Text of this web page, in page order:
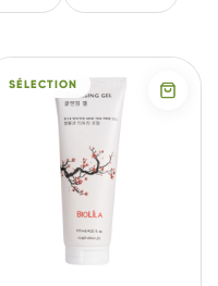
SÉLECTION